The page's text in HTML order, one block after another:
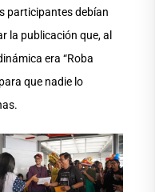
participantes debían
la publicación que, al
era “Roba
que nadie lo